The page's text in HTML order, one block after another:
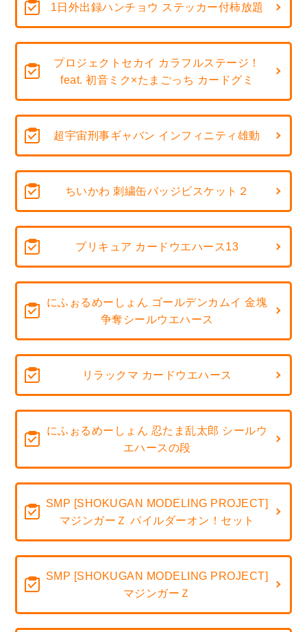
1日外出録ハンチョウ ステッカー付柿放題
プロジェクトセカイ カラフルステージ！
feat. 初音ミク×たまごっち カードグミ
超宇宙刑事ギャバン インフィニティ雄動
ちいかわ 刺繍缶バッジビスケット２
プリキュア カードウエハース13
にふぉるめーしょん ゴールデンカムイ 金塊
争奪シールウエハース
リラックマ カードウエハース
にふぉるめーしょん 忍たま乱太郎 シールウ
エハースの段
SMP [SHOKUGAN MODELING PROJECT]
マジンガーＺ パイルダーオン！セット
SMP [SHOKUGAN MODELING PROJECT]
マジンガーＺ